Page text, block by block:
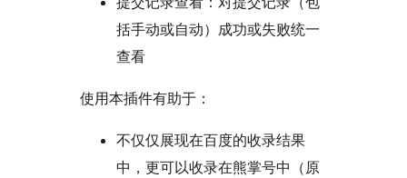
括手动或自动）成功或失败统一
查看
使用本插件有助于：
不仅仅展现在百度的收录结果
中，更可以收录在熊掌号中（原